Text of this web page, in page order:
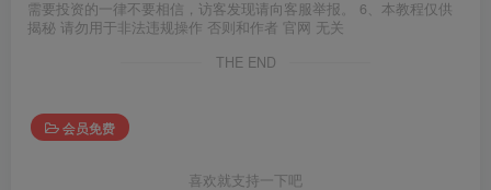
需要投资的一律不要相信，访客发现请向客服举报。 6、本教程仅供
揭秘 请勿用于非法违规操作 否则和作者 官网 无关
THE END
会员免费
喜欢就支持一下吧